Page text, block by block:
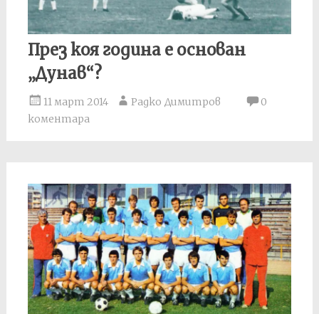
През коя година е основан
„Дунав“?
11 март 2014 Радко Димитров
0
коментара